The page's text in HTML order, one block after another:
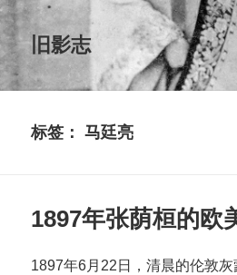
旧影志
标签：马廷亮
1897年张荫桓的欧
1897年6月22日，清晨的伦敦